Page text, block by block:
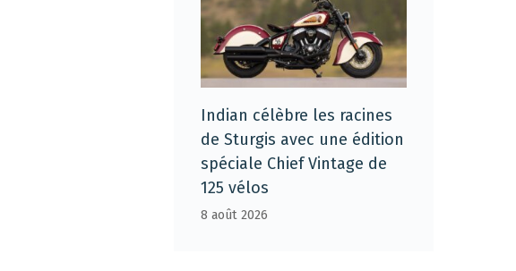
Indian célèbre les racines
de Sturgis avec une édition
spéciale Chief Vintage de
125 vélos
8 août 2026